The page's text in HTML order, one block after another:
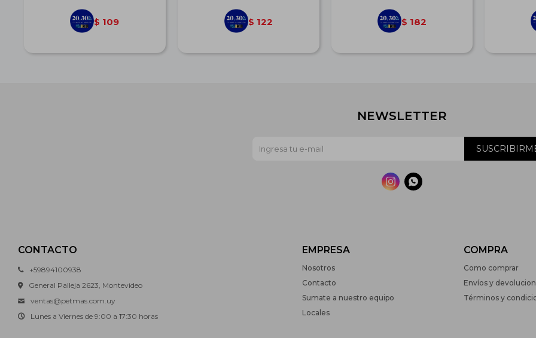
$ 109 $ 122 $ 182
CONTACTO
+59894100938
General Palleja 2623, Montevideo
ventas@petmas.com.uy
Lunes a Viernes de 9:00 a 17:30 horas
EMPRESA
Nosotros
Contacto
Sumate a nuestro equipo
Locales
COMPRA
Como comprar
Envíos y
Términos y
NEWSLETTER
 